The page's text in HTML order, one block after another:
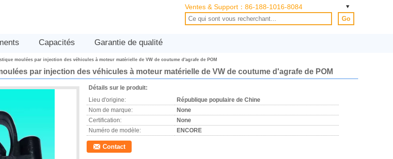
Ventes & Support： 86-188-1016-8084
Go
Capacités Garantie de qualité
moulées par injection des véhicules à moteur matérielle de VW de coutume d'agrafe de POM
par injection des véhicules à moteur matérielle de VW de coutume d'agrafe de POM
Détails sur le produit:
Lieu d'origine:
République populaire de Chine
Nom de marque:
None
Certification:
None
Numéro de modèle:
ENCORE
Contact